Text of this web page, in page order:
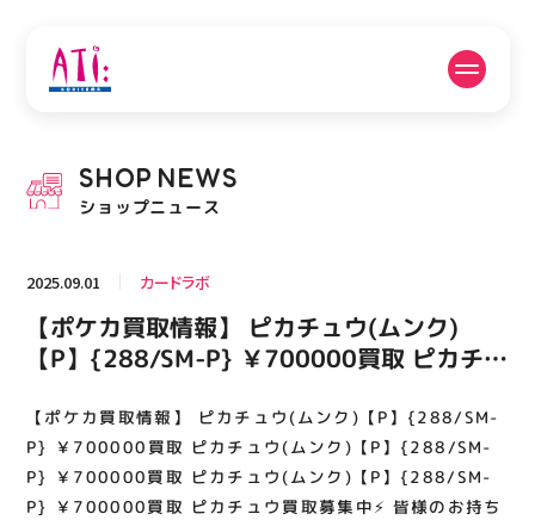
PICK UP NEWS
ピックアップニュース
フロアガイド 営業時間
ACCESS
アクセス・駐車場
RECRUIT
スタッフ募集
SHOP NEWS
ショップニュース
2025.09.01 カードラボ
【ポケカ買取情報】 ピカチュウ(ムンク)
【P】{288/SM-P} ￥700000買取 ピカチュ
取 ピカチュウ(ムンク)【P】{288/SM-P}
￥700000買取 ピカチュウ買取募集中⚡ 皆様
のお持ち込みお待ちしております💡
【ポケカ買取情報】 ピカチュウ(ムンク)【P】{288/SM-
P} ￥700000買取 ピカチュウ(ムンク)【P】{288/SM-
P} ￥700000買取 ピカチュウ(ムンク)【P】{288/SM-
P} ￥700000買取 ピカチュウ買取募集中⚡ 皆様のお持ち